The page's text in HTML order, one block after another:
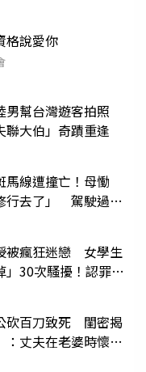
格說愛你
男幫台灣遊客拍照
聯大伯」奇蹟重逢
馬線遭撞亡！母慟
行去了」 駕駛過失
被瘋狂迷戀 女學生
」30次騷擾！認罪免
砍百刀致死 閨密揭
：丈夫在老婆時懷孕